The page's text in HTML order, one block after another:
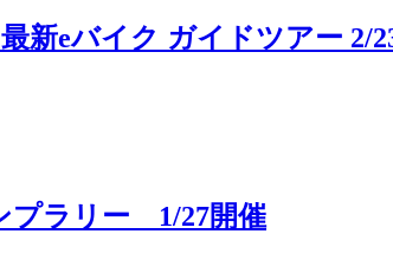
新eバイク ガイドツアー 2/
プラリー 1/27開催